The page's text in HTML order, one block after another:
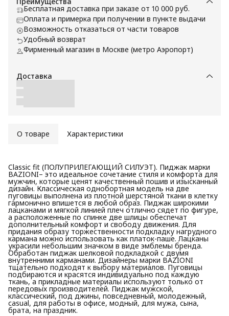
Бесплатная доставка при заказе от 10 000 руб.
Оплата и примерка при получении в пункте выдачи
Возможность отказаться от части товаров
Удобный возврат
Фирменный магазин в Москве (метро Аэропорт)
Доставка
О товаре Характеристики
Classic fit (ПОЛУПРИЛЕГАЮЩИЙ СИЛУЭТ). Пиджак марки
BAZIONI– это идеальное сочетание стиля и комфорта для
мужчин, которые ценят качественный пошив и изысканный
дизайн. Классическая однобортная модель на две
пуговицы выполнена из плотной шерстяной ткани в клетку
гармонично впишется в любой образ. Пиджак широкими
лацканами и мягкой линией плеч отлично сядет по фигуре,
а расположенные по спинке две шлицы обеспечат
дополнительный комфорт и свободу движения. Для
придания образу торжественности подкладку нагрудного
кармана можно использовать как платок-паше. Лацканы
украсили небольшим значком в виде эмблемы бренда.
Обработан пиджак шелковой подкладкой с двумя
внутренними карманами. Дизайнеры марки BAZIONI
тщательно подходят к выбору материалов. Пуговицы
подбираются и красятся индивидуально под каждую
ткань, а прикладные материалы используют только от
передовых производителей. Пиджак мужской,
классический, под джины, повседневный, молодежный,
casual, для работы в офисе, модный, для мужа, сына,
брата, на праздник.